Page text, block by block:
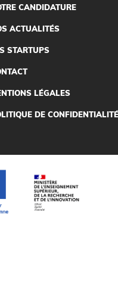
CANDIDATURE
ACTUALITÉS
STARTUPS
LÉGALES
DE